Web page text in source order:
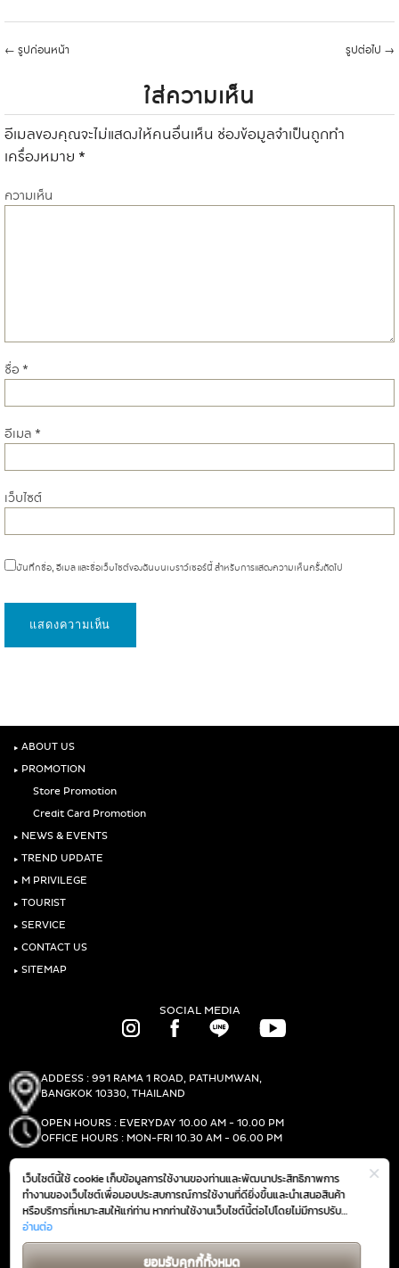
เว็บไซต์นี้ใช้ cookie เก็บข้อมูลการใช้งานของท่านและพัฒนาประสิทธิภาพการ
ทำงานของเว็บไซต์เพื่อมอบประสบการณ์การใช้งานที่ดียิ่งขึ้นและนำเสนอสินค้า
หรือบริการที่เหมาะสมให้แก่ท่าน หากท่านใช้งานเว็บไซต์นี้ต่อไปโดยไม่มีการปรับ
ตั้งค่าใดๆ ถือว่าท่านยอมรับตาม
ของเรา
อ่านต่อ
ยอมรับคุกกี้ทั้งหมด
← รูปก่อนหน้า รูปต่อไป →
ใส่ความเห็น
อีเมลของคุณจะไม่แสดงให้คนอื่นเห็น ช่องข้อมูลจำเป็นถูกทำ
เครื่องหมาย *
ความเห็น
ชื่อ *
อีเมล *
เว็บไซต์
บันทึกชื่อ, อีเมล และชื่อเว็บไซต์ของฉันบนเบราว์เซอร์นี้ สำหรับการแสดงความเห็นครั้งถัดไป
‣ ABOUT US
‣ PROMOTION
Store Promotion
Credit Card Promotion
‣ NEWS & EVENTS
‣ TREND UPDATE
‣ M PRIVILEGE
‣ TOURIST
‣ SERVICE
‣ CONTACT US
‣ SITEMAP
SOCIAL MEDIA
ADDESS : 991 RAMA 1 ROAD, PATHUMWAN,
BANGKOK 10330, THAILAND
OPEN HOURS : EVERYDAY 10.00 AM - 10.00 PM
OFFICE HOURS : MON-FRI 10.30 AM - 06.00 PM
FAX :(+66)2-690-1000